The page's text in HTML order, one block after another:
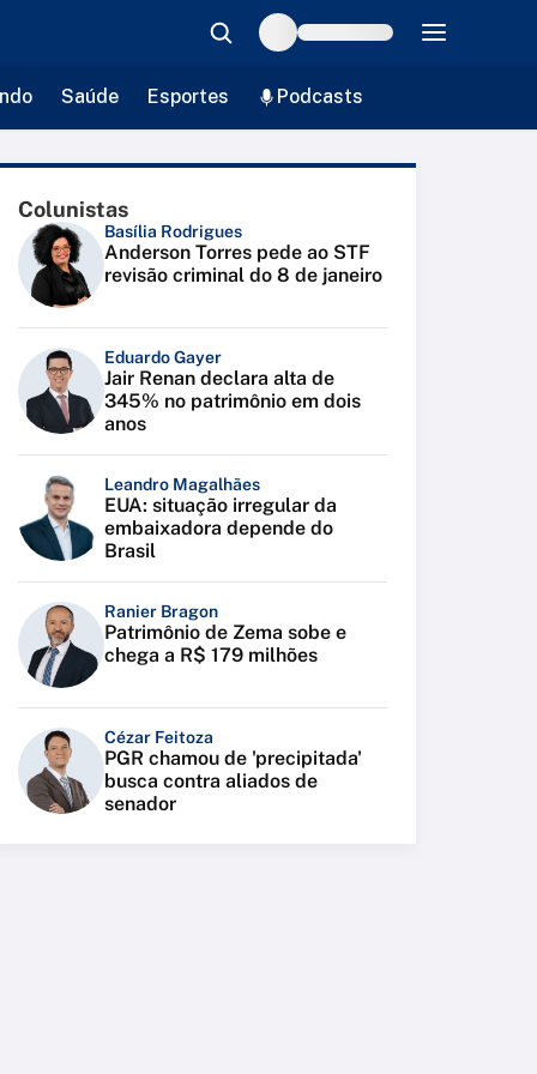
Saúde Esportes Podcasts
Colunistas
Basília Rodrigues
Anderson Torres pede ao STF
revisão criminal do 8 de janeiro
Eduardo Gayer
Jair Renan declara alta de
345% no patrimônio em dois
anos
Leandro Magalhães
EUA: situação irregular da
embaixadora depende do
Brasil
Ranier Bragon
Patrimônio de Zema sobe e
chega a R$ 179 milhões
Cézar Feitoza
PGR chamou de 'precipitada'
busca contra aliados de
senador